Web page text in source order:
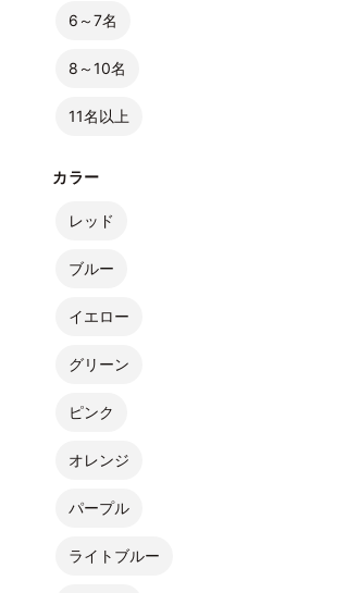
6～7名
8～10名
11名以上
カラー
レッド
ブルー
イエロー
グリーン
ピンク
オレンジ
パープル
ライトブルー